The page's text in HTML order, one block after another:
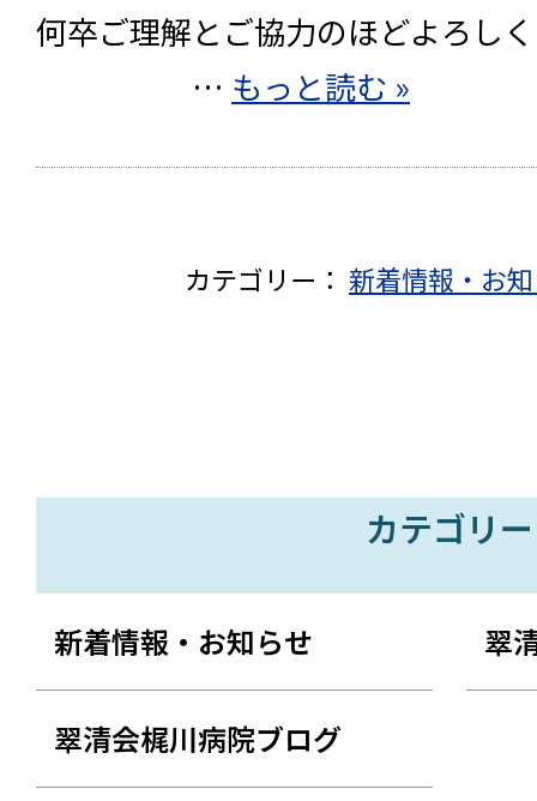
何卒ご理解とご協力のほどよろし
… もっと読む »
カテゴリー： 新着情報・お
カテゴリー
新着情報・お知らせ 翠
翠清会梶川病院ブログ